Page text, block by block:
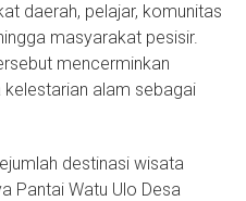
daerah, pelajar, komunitas
masyarakat pesisir.
mencerminkan
alam sebagai
destinasi wisata
Pantai Watu Ulo Desa